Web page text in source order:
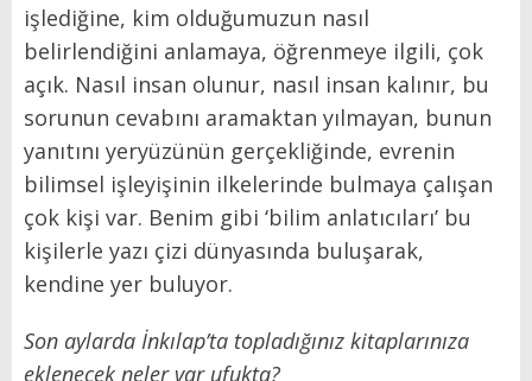
işlediğine, kim olduğumuzun nasıl
belirlendiğini anlamaya, öğrenmeye ilgili, çok
açık. Nasıl insan olunur, nasıl insan kalınır, bu
sorunun cevabını aramaktan yılmayan, bunun
yanıtını yeryüzünün gerçekliğinde, evrenin
bilimsel işleyişinin ilkelerinde bulmaya çalışan
çok kişi var. Benim gibi ‘bilim anlatıcıları’ bu
kişilerle yazı çizi dünyasında buluşarak,
kendine yer buluyor.
Son aylarda İnkılap’ta topladığınız kitaplarınıza
eklenecek neler var ufukta?